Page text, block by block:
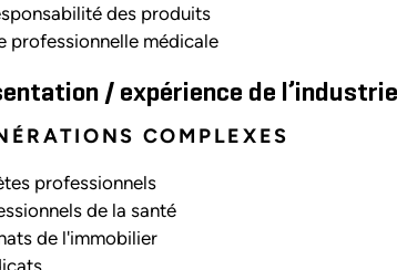
des produits
professionnelle médicale
/ expérience de
COMPLEXES
professionnels
de la santé
de l'immobilier